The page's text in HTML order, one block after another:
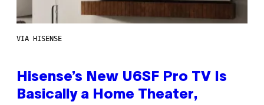
VIA HISENSE
Hisense’s New U6SF Pro TV Is
Basically a Home Theater,